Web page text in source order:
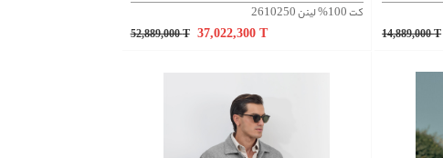
کت 100% لینن 2610250
52,889,000T 37,022,300 T 14,889,000T